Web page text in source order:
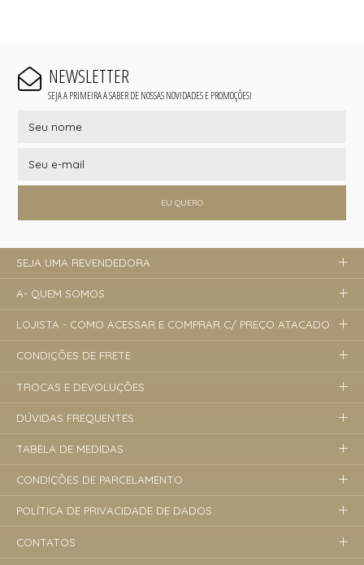
NEWSLETTER
SEJA A PRIMEIRA A SABER DE NOSSAS NOVIDADES E PROMOÇÕES!
EU QUERO
SEJA UMA REVENDEDORA
A- QUEM SOMOS
LOJISTA - COMO ACESSAR E COMPRAR C/ PREÇO ATACADO
CONDIÇÕES DE FRETE
TROCAS E DEVOLUÇÕES
DÚVIDAS FREQUENTES
TABELA DE MEDIDAS
CONDIÇÕES DE PARCELAMENTO
POLÍTICA DE PRIVACIDADE DE DADOS
CONTATOS